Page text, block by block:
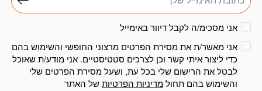
אני מסכימ/ה לקבל דיוור באימייל
אני מאשר/ת את מסירת הפרטים מרצוני החופשי והשימוש בהם
כדי ליצור איתי קשר וכן לצרכים סטטיסטיים. אני מודע/ת שאוכל
לבטל את הרישום שלי בכל עת, ושעל מסירת הפרטים שלי
והשימוש בהם תחולמדיניות הפרטיותשל האתר